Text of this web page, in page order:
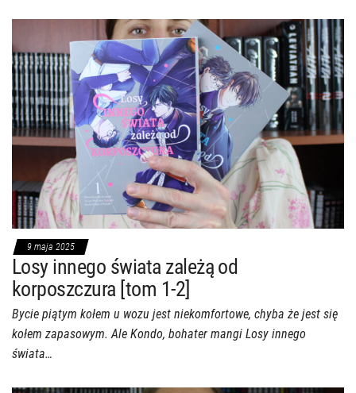
9 maja 2025
Losy innego świata zależą od
korposzczura [tom 1-2]
Bycie piątym kołem u wozu jest niekomfortowe, chyba że jest się
kołem zapasowym. Ale Kondo, bohater mangi Losy innego
świata…